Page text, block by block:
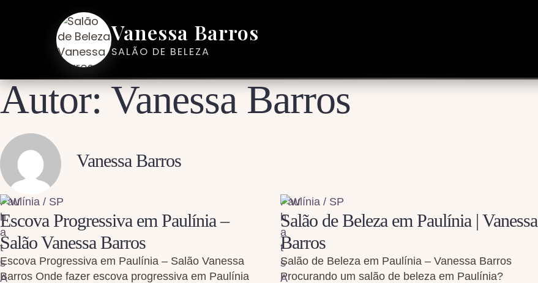
Vanessa Barros
SALÃO DE BELEZA
Autor:Vanessa Barros
Vanessa Barros
Paulínia / SP
Escova Progressiva em Paulínia –
Salão Vanessa Barros
Escova Progressiva em Paulínia – Salão Vanessa
Barros Onde fazer escova progressiva em Paulínia
Paulínia / SP
Salão de Beleza em Paulínia | Vanessa
Barros
Salão de Beleza em Paulínia – Vanessa Barros
Procurando um salão de beleza em Paulínia?